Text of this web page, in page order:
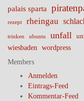
palais sparta
rezept rheingau
trinken ubuntu unfall
wiesbaden
wordpress
Members
Anmelden
Eintrags-Feed
Kommentar-Feed